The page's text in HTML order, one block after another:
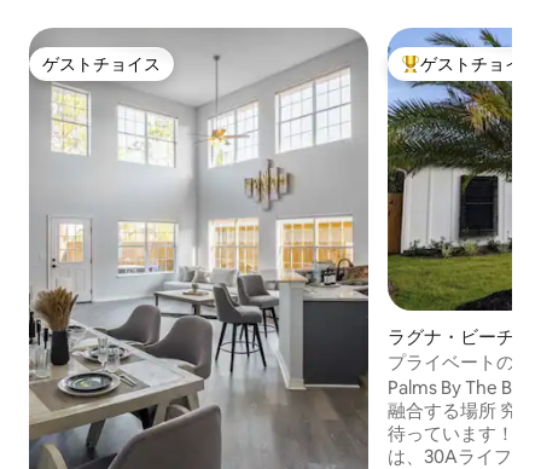
ゲストチョイス
ゲストチョイス 大好評のゲスト
ゲストチョイス
ラグナ・ビーチの
プライベートの塩
- ビーチまで徒歩
Palms By The
融合する場所 究極の家族旅行があなたを
待っています！こ
は、30Aライフス